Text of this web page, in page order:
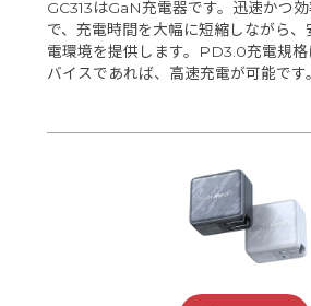
GC313はGaN充電器です。迅速かつ
で、充電時間を大幅に短縮しながら、
電環境を提供します。PD3.0充電規
バイスであれば、高速充電が可能です。